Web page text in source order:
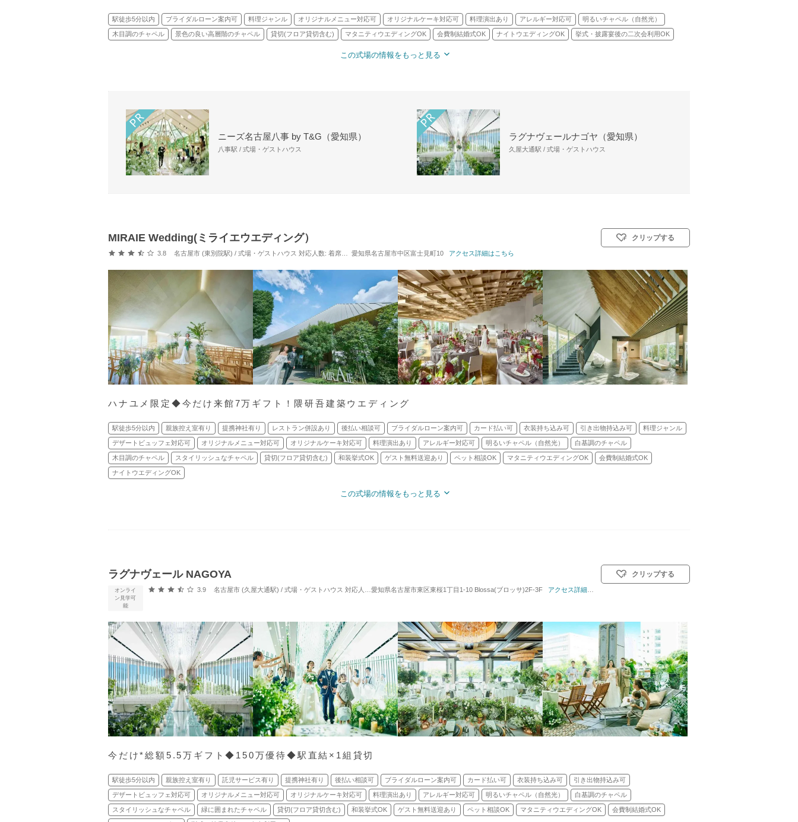
駅徒歩5分以内 ブライダルローン案内可 料理ジャンル オリジナルメニュー対応可 オリジナルケーキ対応可 料理演出あり アレルギー対応可 明るいチャペル（自然光）
木目調のチャペル 景色の良い高層階のチャペル 貸切(フロア貸切含む) マタニティウエディングOK 会費制結婚式OK ナイトウエディングOK 挙式・披露宴後の二次会利用OK
この式場の情報をもっと見る
ニーズ名古屋八事 by T&G（愛知県）
八事駅 / 式場・ゲストハウス
ラグナヴェールナゴヤ（愛知県）
久屋大通駅 / 式場・ゲストハウス
MIRAIE Wedding(ミライエウエディング）
口コミ評価
3.8 名古屋市 (東別院駅) / 式場・ゲストハウス 対応人数: 着席：20名 ～ 114名 挙式スタイル: 教会式(キリスト教式)／人前式／和装人前式
愛知県名古屋市中区富士見町10 アクセス詳細はこちら
クリップする
ハナユメ限定◆今だけ来館7万ギフト！隈研吾建築ウエディング
駅徒歩5分以内 親族控え室有り 提携神社有り レストラン併設あり 後払い相談可 ブライダルローン案内可 カード払い可 衣装持ち込み可 引き出物持込み可 料理ジャンル
デザートビュッフェ対応可 オリジナルメニュー対応可 オリジナルケーキ対応可 料理演出あり アレルギー対応可 明るいチャペル（自然光） 白基調のチャペル
木目調のチャペル スタイリッシュなチャペル 貸切(フロア貸切含む) 和装挙式OK ゲスト無料送迎あり ペット相談OK マタニティウエディングOK 会費制結婚式OK
ナイトウエディングOK
この式場の情報をもっと見る
ラグナヴェール NAGOYA
オンライ
ン見学可
能
口コミ評価
3.9 名古屋市 (久屋大通駅) / 式場・ゲストハウス 対応人数: 着席：2名 ～ 100名 挙式スタイル: 教会式(キリスト教式)／人前式／仏前式
愛知県名古屋市東区東桜1丁目1-10 Blossa(ブロッサ)2F-3F アクセス詳細はこちら
クリップする
今だけ*総額5.5万ギフト◆150万優待◆駅直結×1組貸切
駅徒歩5分以内 親族控え室有り 託児サービス有り 提携神社有り 後払い相談可 ブライダルローン案内可 カード払い可 衣装持ち込み可 引き出物持込み可
デザートビュッフェ対応可 オリジナルメニュー対応可 オリジナルケーキ対応可 料理演出あり アレルギー対応可 明るいチャペル（自然光） 白基調のチャペル
スタイリッシュなチャペル 緑に囲まれたチャペル 貸切(フロア貸切含む) 和装挙式OK ゲスト無料送迎あり ペット相談OK マタニティウエディングOK 会費制結婚式OK